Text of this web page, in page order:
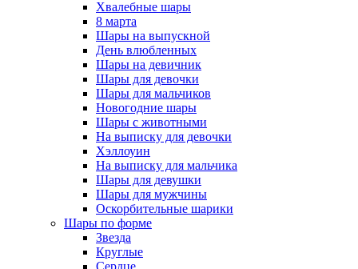
Хвалебные шары
8 марта
Шары на выпускной
День влюбленных
Шары на девичник
Шары для девочки
Шары для мальчиков
Новогодние шары
Шары с животными
На выписку для девочки
Хэллоуин
На выписку для мальчика
Шары для девушки
Шары для мужчины
Оскорбительные шарики
Шары по форме
Звезда
Круглые
Сердце